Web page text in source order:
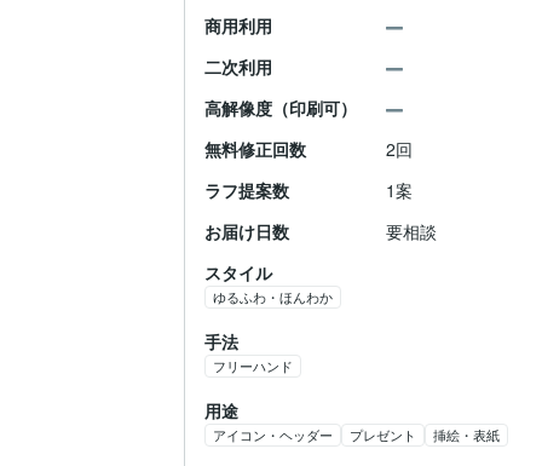
商用利用
二次利用
高解像度（印刷可）
無料修正回数
2回
ラフ提案数
1案
お届け日数
要相談
スタイル
ゆるふわ・ほんわか
手法
フリーハンド
用途
アイコン・ヘッダー プレゼント 挿絵・表紙